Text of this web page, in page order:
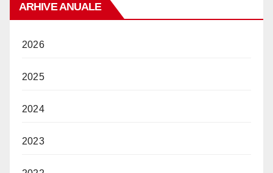
ARHIVE ANUALE
2026
2025
2024
2023